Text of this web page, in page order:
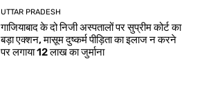
UTTAR PRADESH
गाजियाबाद के दो निजी अस्पतालों पर सुप्रीम कोर्ट का
बड़ा एक्शन, मासूम दुष्कर्म पीड़िता का इलाज न करने
पर लगाया 12 लाख का जुर्माना